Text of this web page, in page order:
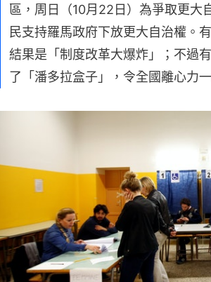
區，周日（10月22日）為爭取更大
民支持羅馬政府下放更大自治權。
結果是「制度改革大爆炸」；不過
了「潘多拉盒子」，令全國離心力